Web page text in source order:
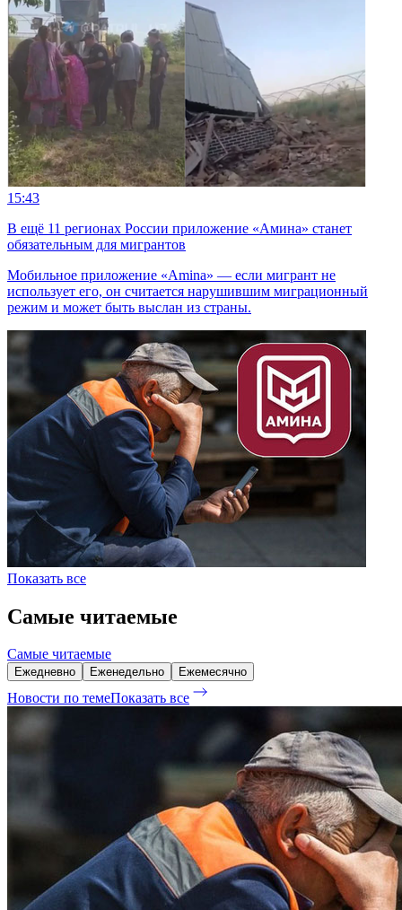
15:43
В ещё 11 регионах России приложение «Амина» станет
обязательным для мигрантов
Мобильное приложение «Amina» — если мигрант не
использует его, он считается нарушившим миграционный
режим и может быть выслан из страны.
Показать все
Самые читаемые
Самые читаемые
Ежедневно Еженедельно Ежемесячно
Новости по темеПоказать все